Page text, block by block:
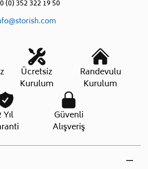
322 19 50
Ücretsiz
Kurulum
Randevulu
Kurulum
Yıl
Güvenli
Alışveriş